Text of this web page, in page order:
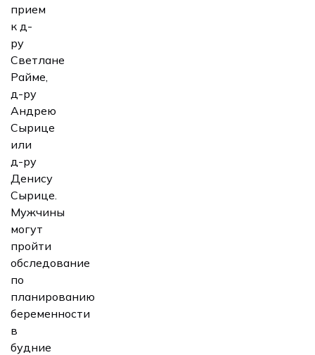
прием
к д-
ру
Светлане
Райме,
д-ру
Андрею
Сырице
или
д-ру
Денису
Сырице.
Мужчины
могут
пройти
обследование
по
планированию
беременности
в
будние